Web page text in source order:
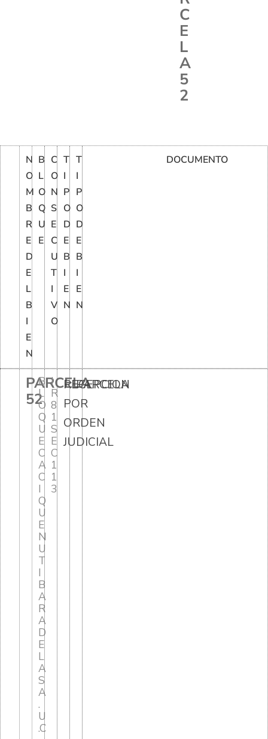
C
E
L
A
5
2
N
O
M
B
R
E
D
E
L
B
I
E
N
B
L
O
Q
U
E
C
O
N
S
E
C
U
T
I
V
O
T
I
P
O
D
E
B
I
E
N
T
I
P
O
D
E
B
I
E
N
DOCUMENTO
PARCELA
52
B
L
O
Q
U
E
C
A
C
I
Q
U
E
N
U
T
I
B
A
R
A
D
E
L
A
S
A
.
U
.C
I
R
8
1
S
E
C
1
1
3
RECEPCION
POR
ORDEN
JUDICIAL
PARCELA